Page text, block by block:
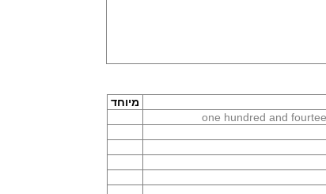
מיוחד
one hundred and